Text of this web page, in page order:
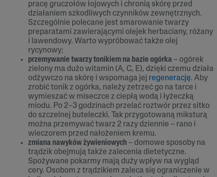
pracę gruczołów łojowych i chronią skórę przed
działaniem szkodliwych czynników zewnętrznych.
Szczególnie polecane jest smarowanie twarzy
preparatami zawierającymi olejek herbaciany, różany
i lawendowy. Warto wypróbować także olej
rycynowy;
przemywanie twarzy tonikiem na bazie ogórka – ogórek
zielony ma dużo witamin (A, C, E), dzięki czemu działa
odżywczo na skórę i wspomaga jej regenerację. Aby
zrobić tonik z ogórka, należy zetrzeć go na tarce i
wymieszać w miseczce z ciepłą wodą i łyżeczką
miodu. Po 2–3 godzinach przelać roztwór przez sitko
do szczelnej buteleczki. Tak przygotowaną miksturą
można przemywać twarz 2 razy dziennie – rano i
wieczorem przed nałożeniem kremu.
zmiana nawyków żywieniowych – domowe sposoby na
trądzik obejmują także zalecenia dietetyczne.
Spożywane pokarmy mają duży wpływ na wygląd
cery. Osobom z trądzikiem zaleca się ograniczenie w